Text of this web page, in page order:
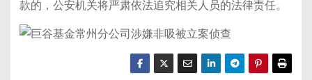
款的，公安机关将严肃依法追究相关人员的法律责任。